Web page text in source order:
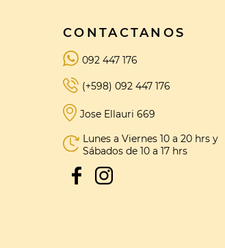
CONTACTANOS
092 447 176
(+598) 092 447 176
Jose Ellauri 669
Lunes a Viernes 10 a 20 hrs y
Sábados de 10 a 17 hrs